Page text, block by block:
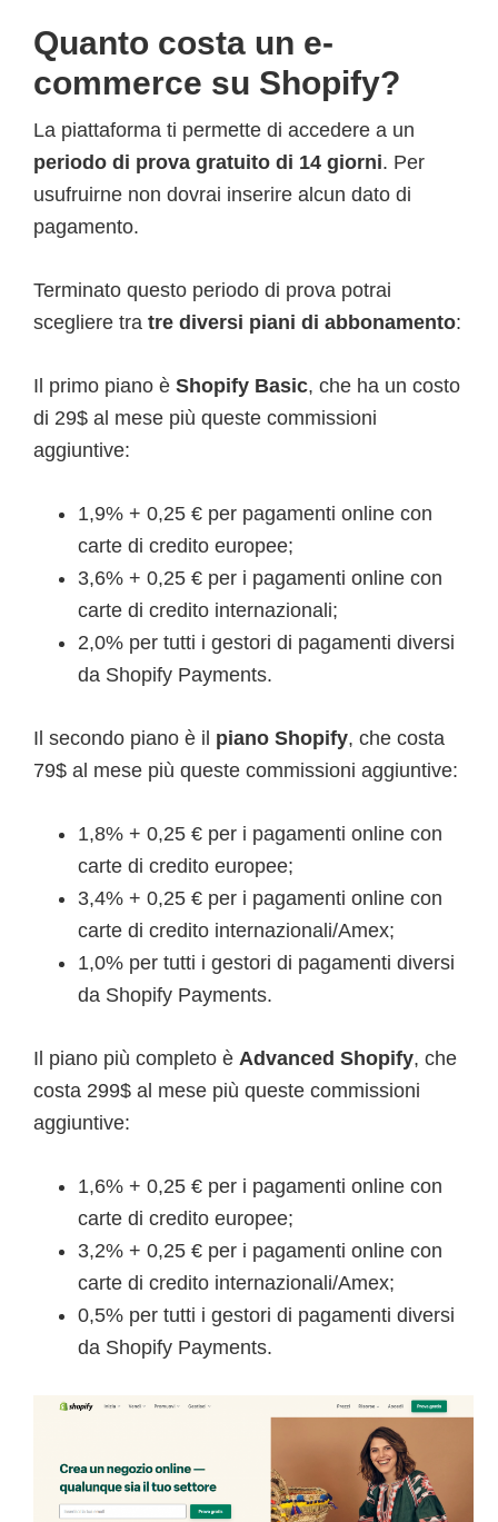
Quanto costa un e-
commerce su Shopify?
La piattaforma ti permette di accedere a un
periodo di prova gratuito di 14 giorni. Per
usufruirne non dovrai inserire alcun dato di
pagamento.
Terminato questo periodo di prova potrai
scegliere tra tre diversi piani di abbonamento:
Il primo piano è Shopify Basic, che ha un costo
di 29$ al mese più queste commissioni
aggiuntive:
1,9% + 0,25 € per pagamenti online con
carte di credito europee;
3,6% + 0,25 € per i pagamenti online con
carte di credito internazionali;
2,0% per tutti i gestori di pagamenti diversi
da Shopify Payments.
Il secondo piano è il piano Shopify, che costa
79$ al mese più queste commissioni aggiuntive:
1,8% + 0,25 € per i pagamenti online con
carte di credito europee;
3,4% + 0,25 € per i pagamenti online con
carte di credito internazionali/Amex;
1,0% per tutti i gestori di pagamenti diversi
da Shopify Payments.
Il piano più completo è Advanced Shopify, che
costa 299$ al mese più queste commissioni
aggiuntive:
1,6% + 0,25 € per i pagamenti online con
carte di credito europee;
3,2% + 0,25 € per i pagamenti online con
carte di credito internazionali/Amex;
0,5% per tutti i gestori di pagamenti diversi
da Shopify Payments.